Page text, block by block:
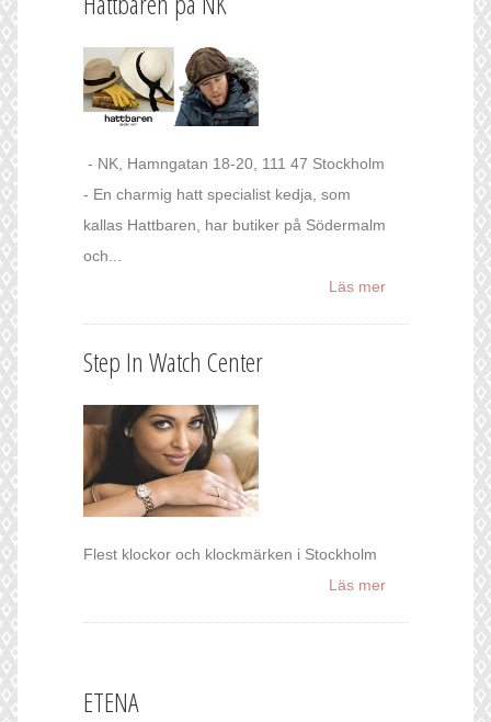
- NK, Hamngatan 18-20, 111 47 Stockholm
- En charmig hatt specialist kedja, som
kallas Hattbaren, har butiker på Södermalm
och...
Läs mer
Step In Watch Center
Flest klockor och klockmärken i Stockholm
Läs mer
ETENA